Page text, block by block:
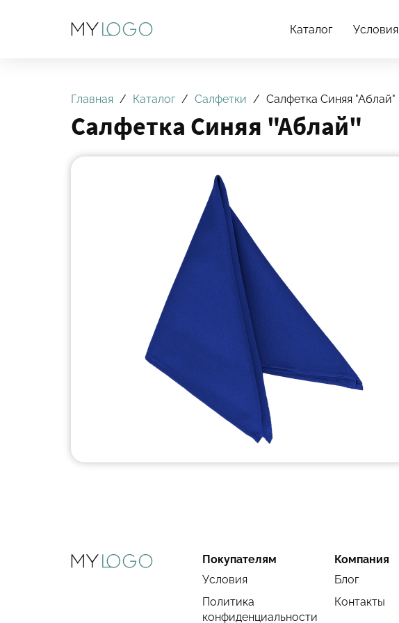
Каталог Условия
Главная Каталог Салфетки Салфетка Синяя "Аблай"
Салфетка Синяя "Аблай"
Покупателям
Условия
Политика
конфиденциальности
Компания
Блог
Контакты